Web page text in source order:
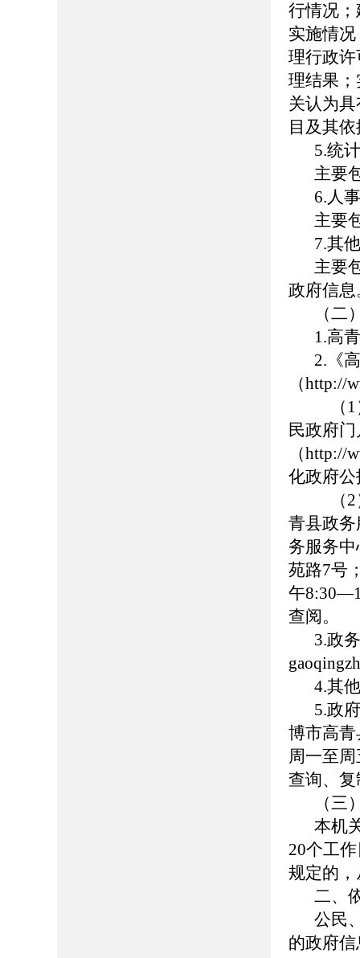
行情况
实施情
理行政
理结果
关认为
目及其
5.统
主要
6.人
主要
7.其
主要
政府信息
（二
1.高
2.《
（http://
（1
民政府
（http://
化政府
（2
青县政
务服务
苑路7号
午
查阅。
3.政
4.其
5.政
博市高
周一至
查询、
（三
本机
20个工
规定的
二、
公民
的政府